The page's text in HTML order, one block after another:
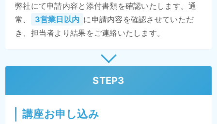
弊社にて申請内容と添付書類を確認いたします。通
常、
3営業日以内 に申請内容を確認させていただ
き、担当者より結果をご連絡いたします。
STEP3
講座お申し込み